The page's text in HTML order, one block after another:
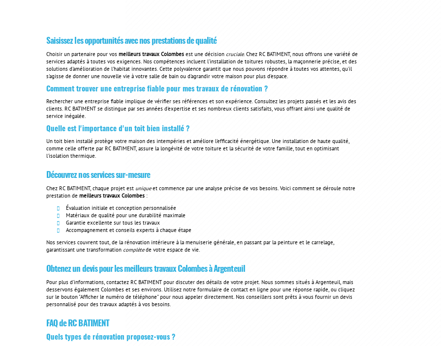
Saisissez les opportunités avec nos prestations de qualité
Choisir un partenaire pour vos meilleurs travaux Colombes est une décision cruciale. Chez RC BATIMENT, nous offrons une variété de
services adaptés à toutes vos exigences. Nos compétences incluent l'installation de toitures robustes, la maçonnerie précise, et des
solutions d'amélioration de l'habitat innovantes. Cette polyvalence garantit que nous pouvons répondre à toutes vos attentes, qu'il
s'agisse de donner une nouvelle vie à votre salle de bain ou d'agrandir votre maison pour plus d'espace.
Comment trouver une entreprise fiable pour mes travaux de rénovation ?
Rechercher une entreprise fiable implique de vérifier ses références et son expérience. Consultez les projets passés et les avis des
clients. RC BATIMENT se distingue par ses années d'expertise et ses nombreux clients satisfaits, vous offrant ainsi une qualité de
service inégalée.
Quelle est l'importance d'un toit bien installé ?
Un toit bien installé protège votre maison des intempéries et améliore l'efficacité énergétique. Une installation de haute qualité,
comme celle offerte par RC BATIMENT, assure la longévité de votre toiture et la sécurité de votre famille, tout en optimisant
l'isolation thermique.
Découvrez nos services sur-mesure
Chez RC BATIMENT, chaque projet est uniqueet commence par une analyse précise de vos besoins. Voici comment se déroule notre
prestation de meilleurs travaux Colombes :
Évaluation initiale et conception personnalisée
Matériaux de qualité pour une durabilité maximale
Garantie excellente sur tous les travaux
Accompagnement et conseils experts à chaque étape
Nos services couvrent tout, de la rénovation intérieure à la menuiserie générale, en passant par la peinture et le carrelage,
garantissant une transformation complètede votre espace de vie.
Obtenez un devis pour lesmeilleurs travaux Colombesà Argenteuil
Pour plus d'informations, contactez RC BATIMENT pour discuter des détails de votre projet. Nous sommes situés à Argenteuil, mais
desservons également Colombes et ses environs. Utilisez notre formulaire de contact en ligne pour une réponse rapide, ou cliquez
sur le bouton "Afficher le numéro de téléphone" pour nous appeler directement. Nos conseillers sont prêts à vous fournir un devis
personnalisé pour des travaux adaptés à vos besoins.
FAQ de RC BATIMENT
Quels types de rénovation proposez-vous ?